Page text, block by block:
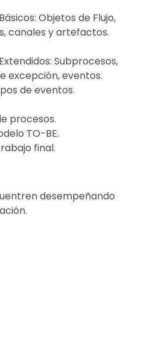
Objetos de Flujo,
canales y artefactos.
Subprocesos,
excepción, eventos.
de eventos.
procesos.
TO-BE.
final.
desempeñando